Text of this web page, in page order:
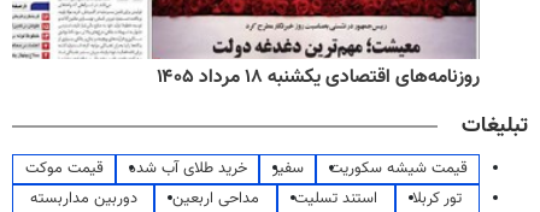
روزنامه‌های اقتصادی یکشنبه ۱۸ مرداد ۱۴۰۵
تبلیغات
قیمت شیشه سکوریت سفیر خرید طلای آب شده
قیمت موکت
تور کربلا
استند تسلیت مداحی اربعین
دوربین مداربسته